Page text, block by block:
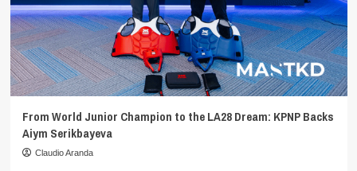
From World Junior Champion to the LA28 Dream: KPNP Backs
Aiym Serikbayeva
Claudio Aranda